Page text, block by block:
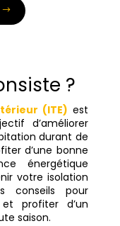
?
(ITE) est
d’améliorer
durant de
d’une bonne
énergétique
votre isolation
conseils pour
profiter d’un
saison.